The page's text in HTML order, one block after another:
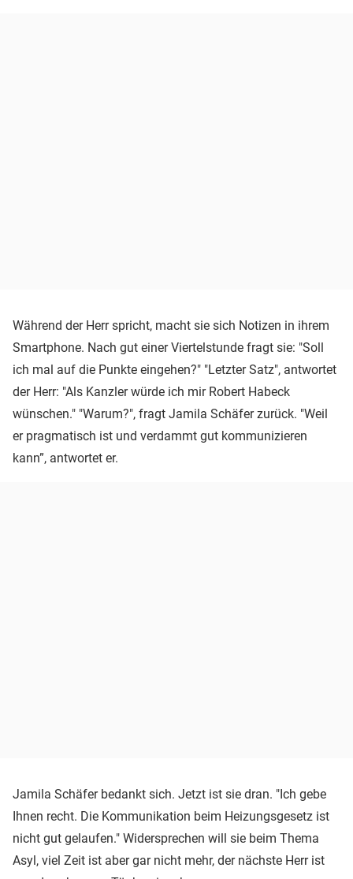
Während der Herr spricht, macht sie sich Notizen in ihrem
Smartphone. Nach gut einer Viertelstunde fragt sie: "Soll
ich mal auf die Punkte eingehen?" "Letzter Satz", antwortet
der Herr: "Als Kanzler würde ich mir Robert Habeck
wünschen." "Warum?", fragt Jamila Schäfer zurück. "Weil
er pragmatisch ist und verdammt gut kommunizieren
kann”, antwortet er.
Jamila Schäfer bedankt sich. Jetzt ist sie dran. "Ich gebe
Ihnen recht. Die Kommunikation beim Heizungsgesetz ist
nicht gut gelaufen." Widersprechen will sie beim Thema
Asyl, viel Zeit ist aber gar nicht mehr, der nächste Herr ist